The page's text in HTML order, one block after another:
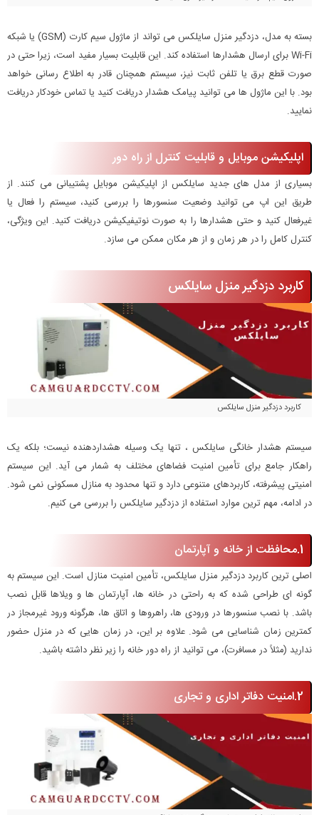
بسته به مدل، دزدگیر منزل سایلکس می تواند از ماژول سیم کارت (GSM) یا شبکه
Wi-Fi برای ارسال هشدارها استفاده کند. این قابلیت بسیار مفید است، زیرا حتی در
صورت قطع برق یا تلفن ثابت نیز، سیستم همچنان قادر به اطلاع رسانی خواهد
بود. با این ماژول ها می توانید پیامک هشدار دریافت کنید یا تماس خودکار دریافت
نمایید.
اپلیکیشن موبایل و قابلیت کنترل از راه دور
بسیاری از مدل های جدید سایلکس از اپلیکیشن موبایل پشتیبانی می کنند. از
طریق این اپ می توانید وضعیت سنسورها را بررسی کنید، سیستم را فعال یا
غیرفعال کنید و حتی هشدارها را به صورت نوتیفیکیشن دریافت کنید. این ویژگی،
کنترل کامل را در هر زمان و از هر مکان ممکن می سازد.
کاربرد دزدگیر منزل سایلکس
کاربرد دزدگیر منزل سایلکس
سیستم هشدار خانگی سایلکس ، تنها یک وسیله هشداردهنده نیست؛ بلکه یک
راهکار جامع برای تأمین امنیت فضاهای مختلف به شمار می آید. این سیستم
امنیتی پیشرفته، کاربردهای متنوعی دارد و تنها محدود به منازل مسکونی نمی شود.
در ادامه، مهم ترین موارد استفاده از دزدگیر سایلکس را بررسی می کنیم.
1.محافظت از خانه و آپارتمان
اصلی ترین کاربرد دزدگیر منزل سایلکس، تأمین امنیت منازل است. این سیستم به
گونه ای طراحی شده که به راحتی در خانه ها، آپارتمان ها و ویلاها قابل نصب
باشد. با نصب سنسورها در ورودی ها، راهروها و اتاق ها، هرگونه ورود غیرمجاز در
کمترین زمان شناسایی می شود. علاوه بر این، در زمان هایی که در منزل حضور
ندارید (مثلاً در مسافرت)، می توانید از راه دور خانه را زیر نظر داشته باشید.
2.امنیت دفاتر اداری و تجاری